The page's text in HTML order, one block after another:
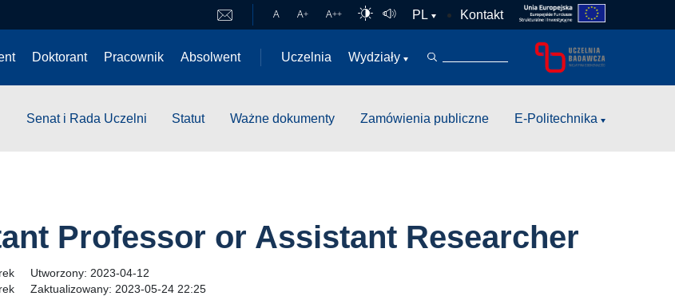
A A+ A++ PL Kontakt
Doktorant Pracownik Absolwent Uczelnia Wydziały
Senat i Rada Uczelni Statut Ważne dokumenty Zamówienia publiczne E-Politechnika
Professor or Assistant Researcher
Utworzony: 2023-04-12
Zaktualizowany: 2023-05-24 22:25